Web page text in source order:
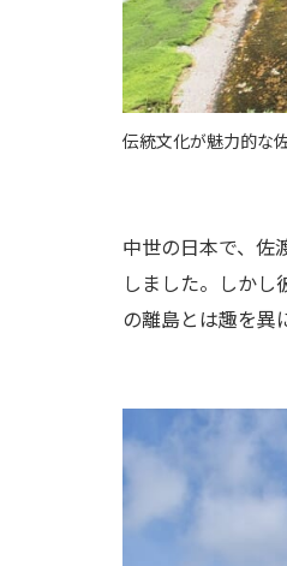
伝統文化が魅力的な
中世の日本で、佐
しました。しか
の離島とは趣を異